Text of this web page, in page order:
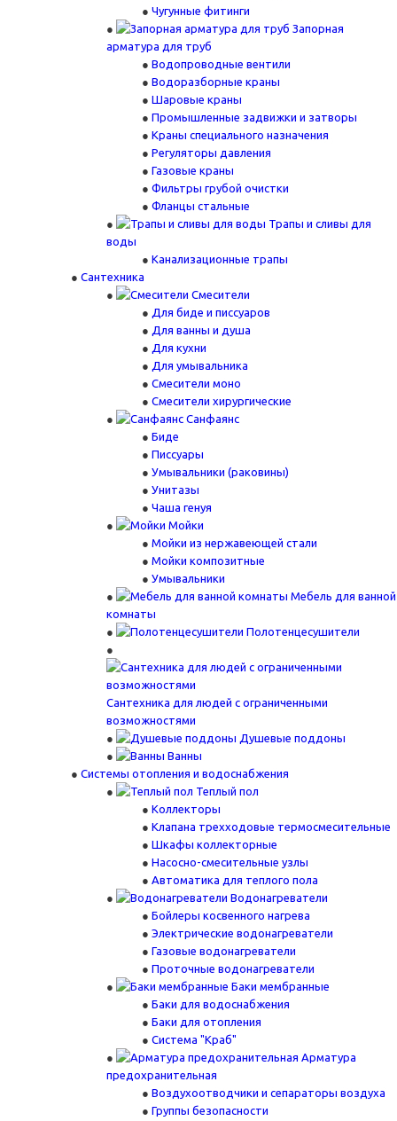
Чугунные фитинги
Запорная
арматура для труб
Водопроводные вентили
Водоразборные краны
Шаровые краны
Промышленные задвижки и затворы
Краны специального назначения
Регуляторы давления
Газовые краны
Фильтры грубой очистки
Фланцы стальные
Трапы и сливы для
воды
Канализационные трапы
Сантехника
Смесители
Для биде и писсуаров
Для ванны и душа
Для кухни
Для умывальника
Смесители моно
Смесители хирургические
Санфаянс
Биде
Писсуары
Умывальники (раковины)
Унитазы
Чаша генуя
Мойки
Мойки из нержавеющей стали
Мойки композитные
Умывальники
Мебель для ванной
комнаты
Полотенцесушители
Сантехника для людей с ограниченными
возможностями
Душевые поддоны
Ванны
Системы отопления и водоснабжения
Теплый пол
Коллекторы
Клапана трехходовые термосмесительные
Шкафы коллекторные
Насосно-смесительные узлы
Автоматика для теплого пола
Водонагреватели
Бойлеры косвенного нагрева
Электрические водонагреватели
Газовые водонагреватели
Проточные водонагреватели
Баки мембранные
Баки для водоснабжения
Баки для отопления
Система "Краб"
Арматура
предохранительная
Воздухоотводчики и сепараторы воздуха
Группы безопасности